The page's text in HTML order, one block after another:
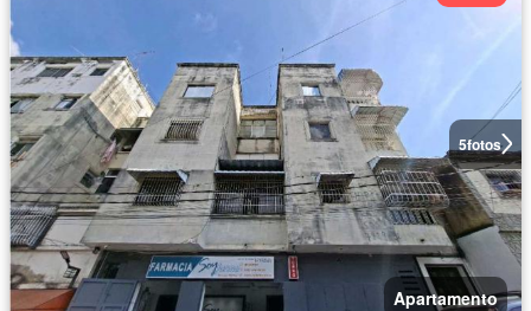
5fotos
Apartamento